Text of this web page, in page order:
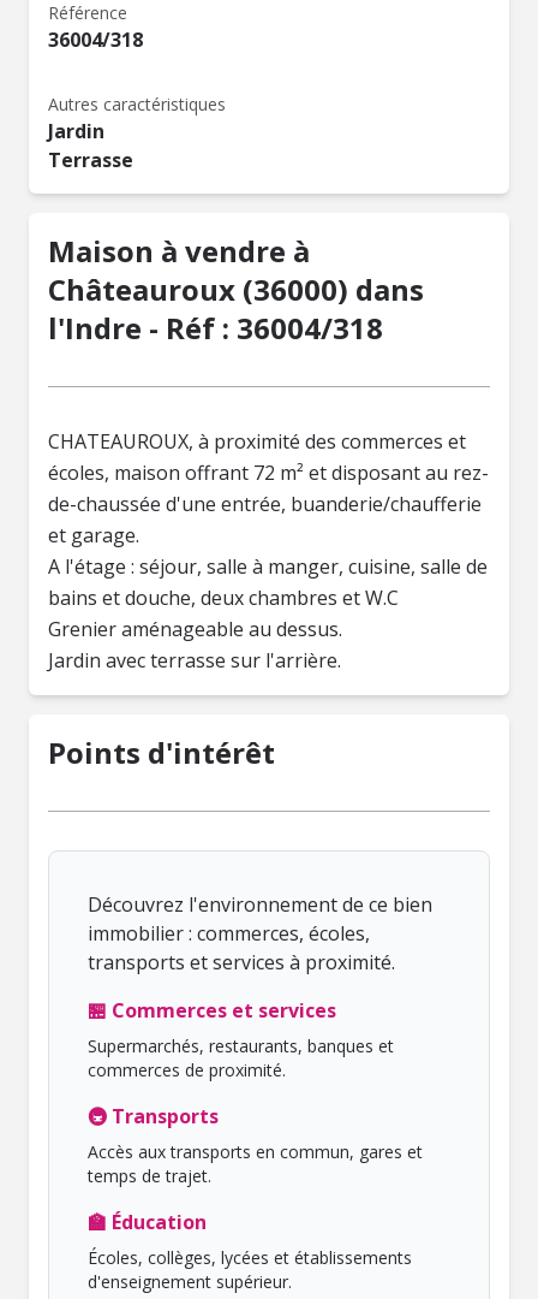
Référence
36004/318
Autres caractéristiques
Jardin
Terrasse
Maison à vendre à
Châteauroux (36000) dans
l'Indre - Réf : 36004/318
CHATEAUROUX, à proximité des commerces et
écoles, maison offrant 72 m² et disposant au rez-
de-chaussée d'une entrée, buanderie/chaufferie
et garage.
A l'étage : séjour, salle à manger, cuisine, salle de
bains et douche, deux chambres et W.C
Grenier aménageable au dessus.
Jardin avec terrasse sur l'arrière.
Points d'intérêt
Découvrez l'environnement de ce bien
immobilier : commerces, écoles,
transports et services à proximité.
🏪 Commerces et services
Supermarchés, restaurants, banques et
commerces de proximité.
🚇 Transports
Accès aux transports en commun, gares et
temps de trajet.
🏫 Éducation
Écoles, collèges, lycées et établissements
d'enseignement supérieur.